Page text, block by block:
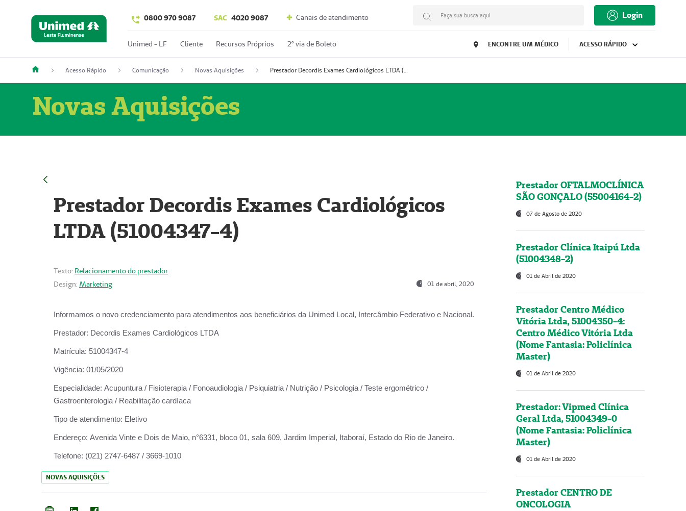
0800 970 9087 SAC 4020 9087 Canais de atendimento Faça sua busca aqui Login
Unimed - LF Cliente Recursos Próprios 2º via de Boleto ENCONTRE UM MÉDICO ACESSO RÁPIDO
Acesso Rápido Comunicação Novas Aquisições Prestador Decordis Exames Cardiológicos LTDA (51004347-4)
Novas Aquisições
Prestador Decordis Exames Cardiológicos
LTDA (51004347-4)
Texto: Relacionamento do prestador
Design: Marketing 01 de abril, 2020
Informamos o novo credenciamento para atendimentos aos beneficiários da Unimed Local, Intercâmbio Federativo e Nacional.
Prestador: Decordis Exames Cardiológicos LTDA
Matrícula: 51004347-4
Vigência: 01/05/2020
Especialidade: Acupuntura / Fisioterapia / Fonoaudiologia / Psiquiatria / Nutrição / Psicologia / Teste ergométrico /
Gastroenterologia / Reabilitação cardíaca
Tipo de atendimento: Eletivo
Endereço: Avenida Vinte e Dois de Maio, n°6331, bloco 01, sala 609, Jardim Imperial, Itaboraí, Estado do Rio de Janeiro.
Telefone: (021) 2747-6487 / 3669-1010
NOVAS AQUISIÇÕES
Prestador OFTALMOCLÍNICA
SÃO GONÇALO (55004164-2)
07 de Agosto de 2020
Prestador Clínica Itaipú Ltda
(51004348-2)
01 de Abril de 2020
Prestador Centro Médico
Vitória Ltda, 51004350-4:
Centro Médico Vitória Ltda
(Nome Fantasia: Policlínica
Master)
01 de Abril de 2020
Prestador: Vipmed Clínica
Geral Ltda, 51004349-0
(Nome Fantasia: Policlínica
Master)
01 de Abril de 2020
Prestador CENTRO DE
ONCOLOGIA